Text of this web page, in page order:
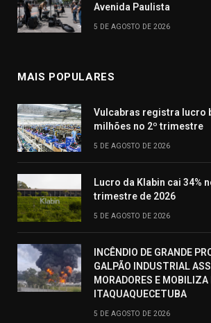
Avenida Paulista
5 DE AGOSTO DE 2026
MAIS POPULARES
Vulcabras registra lucro
milhões no 2º trimestre
5 DE AGOSTO DE 2026
Lucro da Klabin cai 34%
trimestre de 2026
5 DE AGOSTO DE 2026
INCÊNDIO DE GRANDE
GALPÃO INDUSTRIAL
MORADORES E MOBILIZA
ITAQUAQUECETUBA
5 DE AGOSTO DE 2026